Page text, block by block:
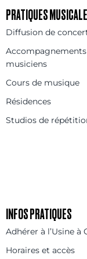
PRATIQUES
Diffusion de
musiciens
Cours de musique
Résidences
Studios de
INFOS PRATIQUES
Adhérer à l’Usine à
Horaires et accès